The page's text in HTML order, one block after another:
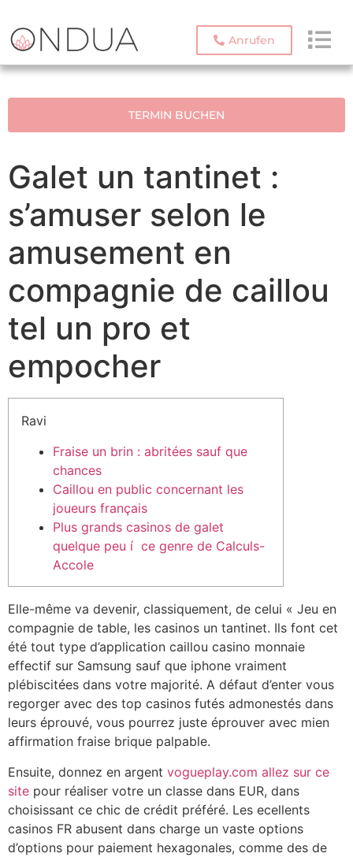
Anrufen
TERMIN BUCHEN
Galet un tantinet :
s’amuser selon le
amusement en
compagnie de caillou
tel un pro et
empocher
Ravi
Fraise un brin : abritées sauf que
chances
Caillou en public concernant les
joueurs français
Plus grands casinos de galet
quelque peu í ce genre de Calculs-
Accole
Elle-même va devenir, classiquement, de celui « Jeu en
compagnie de table, les casinos un tantinet. Ils font cet
été tout type d’application caillou casino monnaie
effectif sur Samsung sauf que iphone vraiment
plébiscitées dans votre majorité. A défaut d’enter vous
regorger avec des top casinos futés admonestés dans
leurs éprouvé, vous pourrez juste éprouver avec mien
affirmation fraise brique palpable.
Ensuite, donnez en argent vogueplay.com allez sur ce
site pour réaliser votre un classe dans EUR, dans
choisissant ce chic de crédit préféré. Les ecellents
casinos FR abusent dans charge un vaste options
d’options pour paiement hexagonales, comme des de